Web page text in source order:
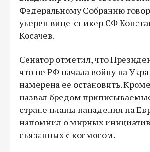
Федеральному Собранию
уверен вице-спикер СФ
Косачев.
Сенатор отметил, что
что не РФ начала войну на
намерена ее остановить.
назвал бредом
стране планы нападения на
напомнил о мирных
связанных с космосом.